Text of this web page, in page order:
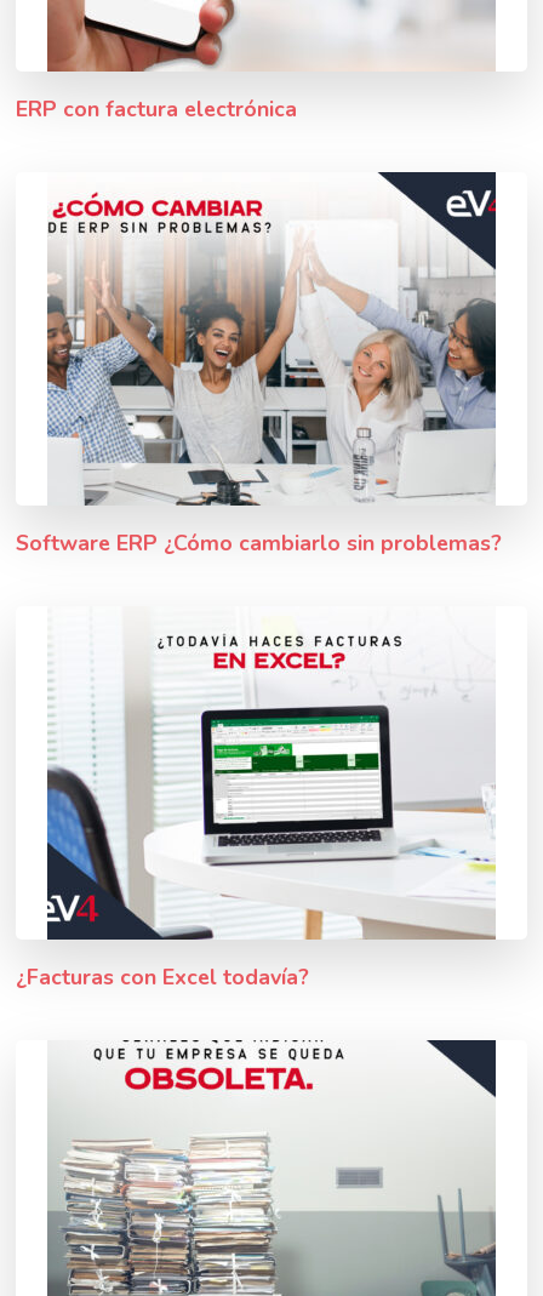
ERP con factura electrónica
Software ERP ¿Cómo cambiarlo sin problemas?
¿Facturas con Excel todavía?